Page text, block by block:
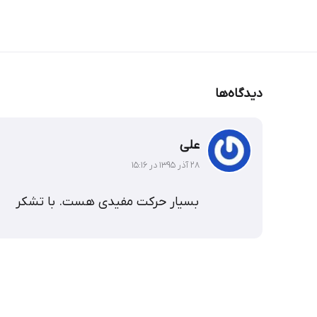
دیدگاه‌ها
علی
۲۸ آذر ۱۳۹۵ در ۱۵:۱۶
بسیار حرکت مفیدی هست. با تشکر